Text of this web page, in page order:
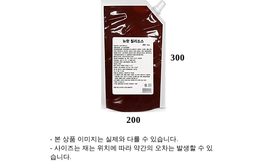
300
200
- 본 상품 이미지는 실제와 다를 수 있습니다.
- 사이즈는 재는 위치에 따라 약간의 오차는 발생할 수 있
습니다.